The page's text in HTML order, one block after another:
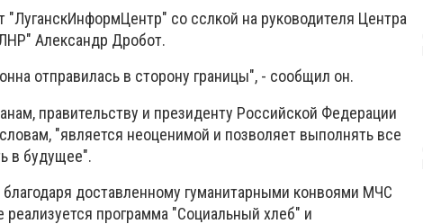
со сслкой на руководителя Центра
Александр Дробот.
отправилась в сторону границы", - сообщил он.
правительству и президенту Российской Федерации
"является неоценимой и позволяет выполнять все
в будущее".
доставленному гуманитарными конвоями МЧС
программа "Социальный хлеб" и